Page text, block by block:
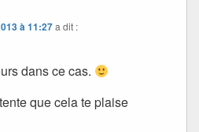
à 11:27a dit :
dans ce cas.
que cela te plaise